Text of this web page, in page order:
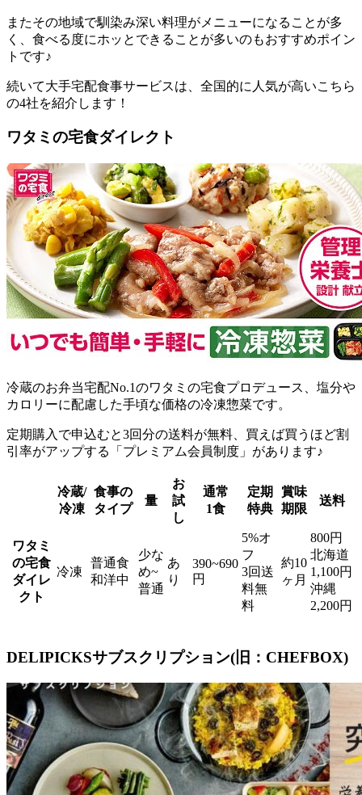
またその地域で馴染み深い料理がメニューになることが多
く、食べる度にホッとできることが多いのもおすすめポイン
トです♪
続いて大手宅配食事サービスは、全国的に人気が高いこちら
の4社を紹介します！
ワタミの宅食ダイレクト
冷蔵のお弁当宅配No.1のワタミの宅食プロデュース、塩分や
カロリーに配慮した手頃な価格の冷凍惣菜です。
定期購入で申込むと3回分の送料が無料、買えば買うほど割
引率がアップする「プレミアム会員制度」があります♪
冷蔵/
冷凍
食事の
タイプ
量
お
試
し
通常
1食
定期
特典
賞味
期限
送料
ワタミ
の宅食
ダイレ
クト
冷凍
普通食
和洋中
少な
め~
普通
あ
り
390~690
円
5%オ
フ
3回送
料無
料
約10
ヶ月
800円
北海道
1,100円
沖縄
2,200円
DELIPICKSサブスクリプション(旧：CHEFBOX)